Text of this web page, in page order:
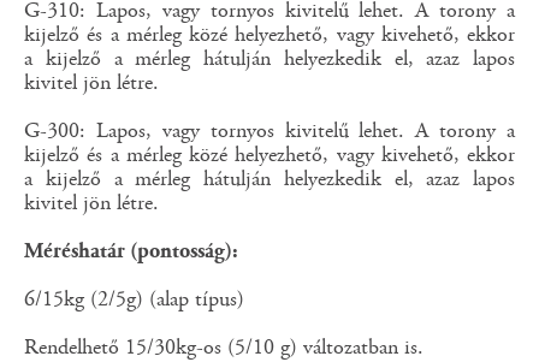
G-310: Lapos, vagy tornyos kivitelű lehet. A torony a
kijelző és a mérleg közé helyezhető, vagy kivehető, ekkor
a kijelző a mérleg hátulján helyezkedik el, azaz lapos
kivitel jön létre.
G-300: Lapos, vagy tornyos kivitelű lehet. A torony a
kijelző és a mérleg közé helyezhető, vagy kivehető, ekkor
a kijelző a mérleg hátulján helyezkedik el, azaz lapos
kivitel jön létre.
Méréshatár (pontosság):
6/15kg (2/5g) (alap típus)
Rendelhető 15/30kg-os (5/10 g) változatban is.